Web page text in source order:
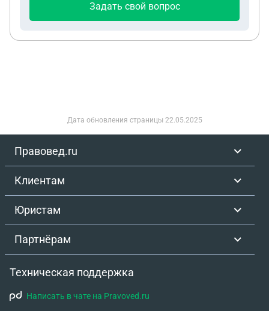
Задать свой вопрос
Дата обновления страницы 22.05.2025
Правовед.ru
Клиентам
Юристам
Партнёрам
Техническая поддержка
Написать в чате на Pravoved.ru